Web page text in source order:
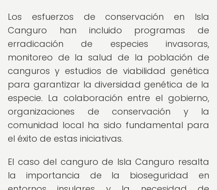
Los esfuerzos de conservación en Isla
Canguro han incluido programas de
erradicación de especies invasoras,
monitoreo de la salud de la población de
canguros y estudios de viabilidad genética
para garantizar la diversidad genética de la
especie. La colaboración entre el gobierno,
organizaciones de conservación y la
comunidad local ha sido fundamental para
el éxito de estas iniciativas.
El caso del canguro de Isla Canguro resalta
la importancia de la bioseguridad en